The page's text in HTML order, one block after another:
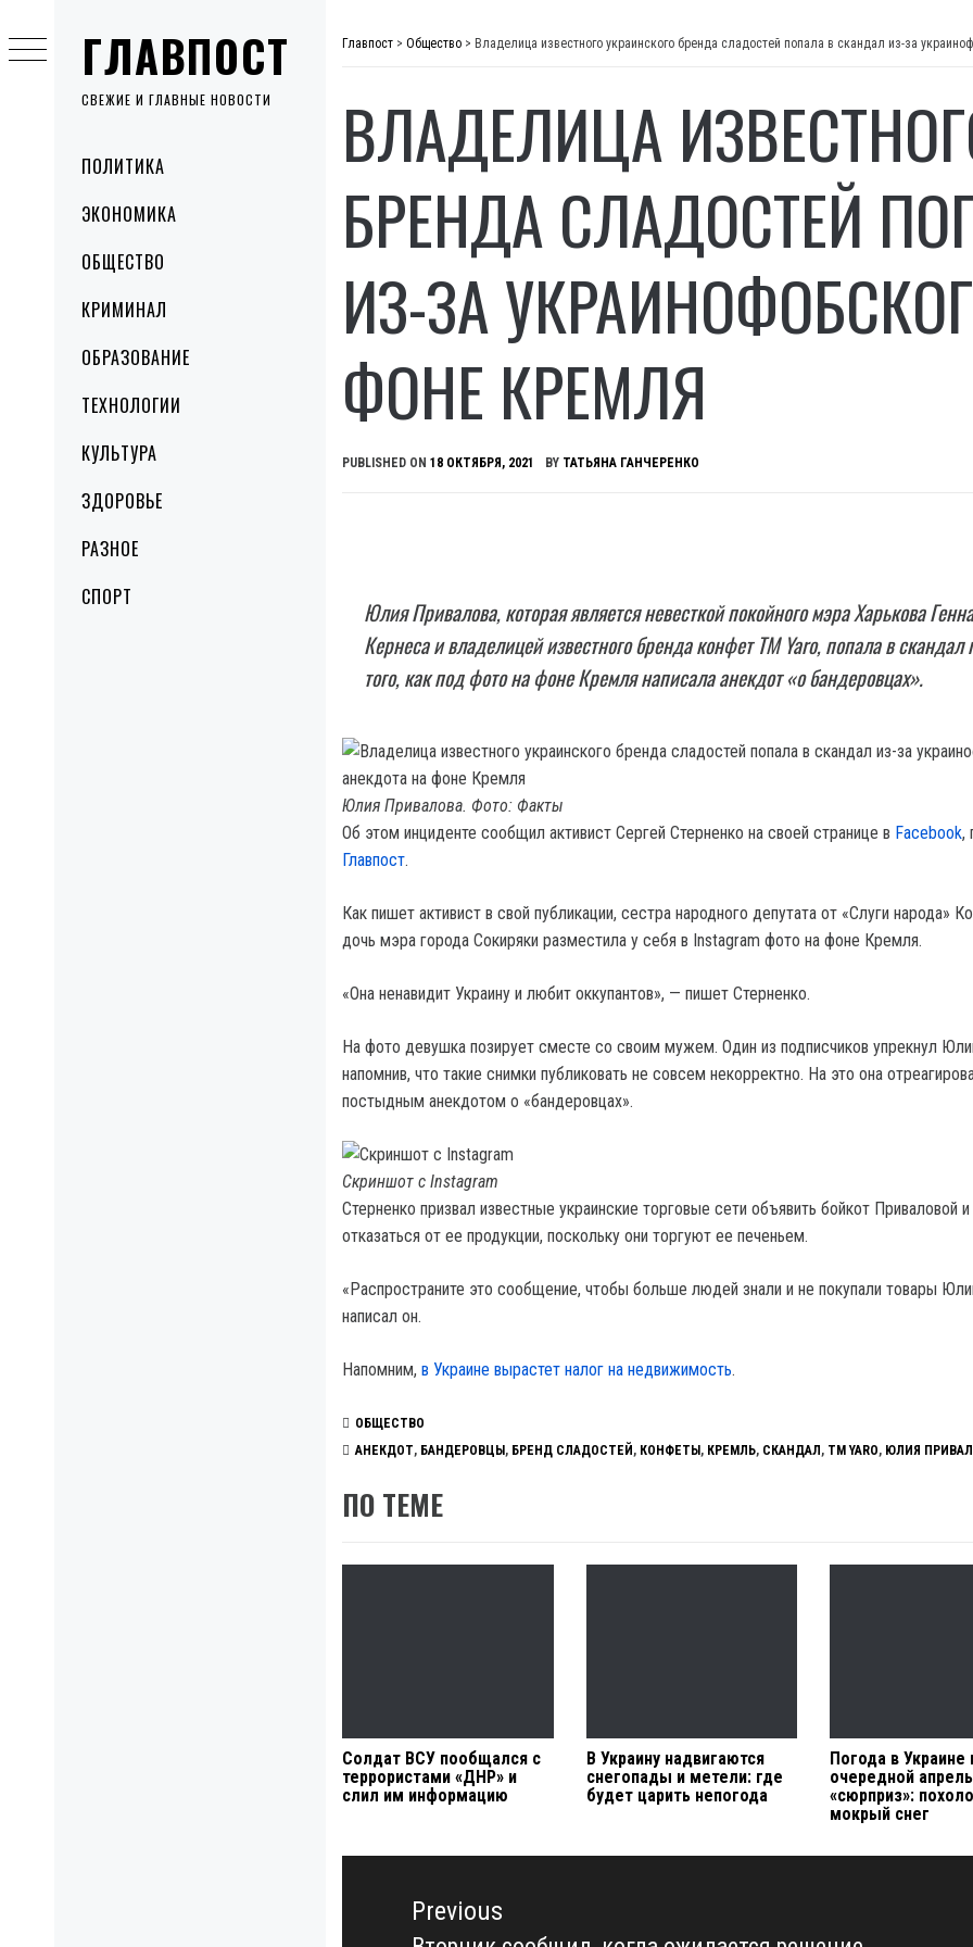
ГЛАВПОСТ
СВЕЖИЕ И ГЛАВНЫЕ НОВОСТИ
MenuПОЛИТИКА
ЭКОНОМИКА
ОБЩЕСТВО
КРИМИНАЛ
ОБРАЗОВАНИЕ
ТЕХНОЛОГИИ
КУЛЬТУРА
ЗДОРОВЬЕ
РАЗНОЕ
СПОРТ
to
content
Главпост > Общество > Владелица известного украинского бренда сладостей попала в скандал из-за
ВЛАДЕЛИЦА
БРЕНДА СЛАДОСТЕЙ
ИЗ-ЗА
ФОНЕ КРЕМЛЯ
PUBLISHED ON 18 ОКТЯБРЯ, 2021 BY ТАТЬЯНА ГАНЧЕРЕНКО
Юлия Привалова, которая является невесткой покойного мэра Харькова
Кернеса и владелицей известного бренда конфет ТМ Yaro, попала в скандал
того, как под фото на фоне Кремля написала анекдот «о бандеровцах».
Юлия Привалова. Фото: Факты
Об этом инциденте сообщил активист Сергей Стерненко на своей странице в Facebook,
Главпост.
Как пишет активист в свой публикации, сестра народного депутата от «Слуги народа»
дочь мэра города Сокиряки разместила у себя в Instagram фото на фоне Кремля.
«Она ненавидит Украину и любит оккупантов», — пишет Стерненко.
На фото девушка позирует сместе со своим мужем. Один из подписчиков упрекнул
напомнив, что такие снимки публиковать не совсем некорректно. На это она
постыдным анекдотом о «бандеровцах».
Скриншот с Instagram
Стерненко призвал известные украинские торговые сети объявить бойкот Приваловой и
отказаться от ее продукции, поскольку они торгуют ее печеньем.
«Распространите это сообщение, чтобы больше людей знали и не покупали товары
написал он.
Напомним, в Украине вырастет налог на недвижимость.
ОБЩЕСТВО
АНЕКДОТ, БАНДЕРОВЦЫ , БРЕНД СЛАДОСТЕЙ , КОНФЕТЫ , КРЕМЛЬ, СКАНДАЛ , ТМ YARO, ЮЛИЯ
ПО ТЕМЕ
Солдат ВСУ пообщался с
террористами «ДНР» и
слил им информацию
В Украину надвигаются
снегопады и метели: где
будет царить непогода
Погода в Украине
очередной
«сюрприз»:
мокрый снег
Навигация
записямPrevious